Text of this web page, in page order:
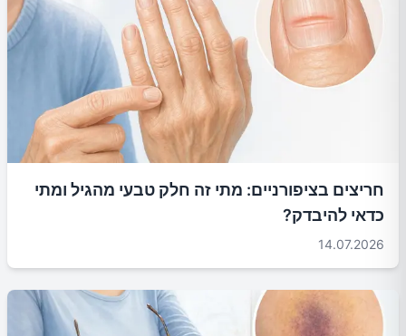
חריצים בציפורניים: מתי זה חלק טבעי מהגיל ומתי
כדאי להיבדק?
14.07.2026